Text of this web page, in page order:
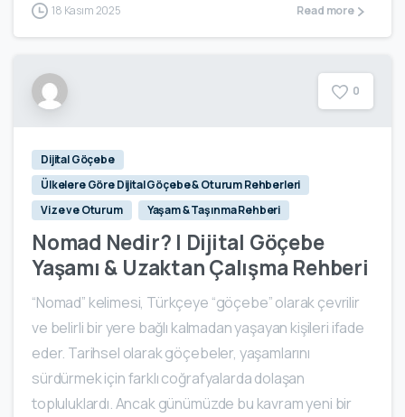
18 Kasım 2025 Read more
0
Dijital Göçebe
Ülkelere Göre Dijital Göçebe & Oturum Rehberleri
Vize ve Oturum
Yaşam & Taşınma Rehberi
Nomad Nedir? | Dijital Göçebe
Yaşamı & Uzaktan Çalışma Rehberi
“Nomad” kelimesi, Türkçeye “göçebe” olarak çevrilir
ve belirli bir yere bağlı kalmadan yaşayan kişileri ifade
eder. Tarihsel olarak göçebeler, yaşamlarını
sürdürmek için farklı coğrafyalarda dolaşan
topluluklardı. Ancak günümüzde bu kavram yeni bir